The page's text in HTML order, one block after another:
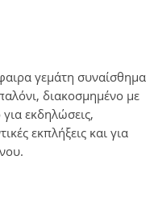
γεμάτη συναίσθημα
, διακοσμημένο με
εκδηλώσεις,
εκπλήξεις και για